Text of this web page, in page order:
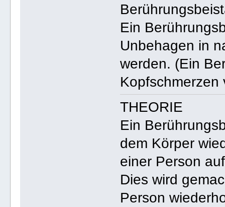
Ein
Unbehagen in
werden. (Ein
Kopfschmerzen
THEORIE
Ein
dem Körper
einer Person
Dies wird
Person